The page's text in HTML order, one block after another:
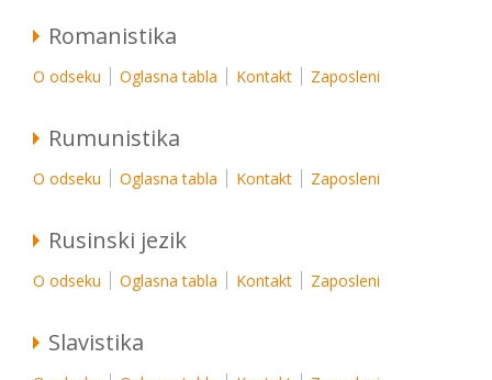
Romanistika
O odseku Oglasna tabla Kontakt Zaposleni
Rumunistika
O odseku Oglasna tabla Kontakt Zaposleni
Rusinski jezik
O odseku Oglasna tabla Kontakt Zaposleni
Slavistika